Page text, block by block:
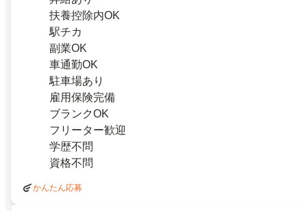
扶養控除内OK
駅チカ
副業OK
車通勤OK
駐車場あり
雇用保険完備
ブランクOK
フリーター歓迎
学歴不問
資格不問
かんたん応募